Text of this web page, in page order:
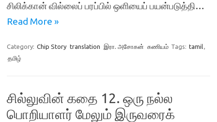
சிலிக்கான் வில்லைப் பரப்பில் ஒளியைப் பயன்படுத்தி…
Read More »
Category: Chip Story translation இரா. அசோகன் கணியம் Tags: tamil,
தமிழ்
சில்லுவின் கதை 12. ஒரு நல்ல
பொறியாளர் மேலும் இருவரைக்